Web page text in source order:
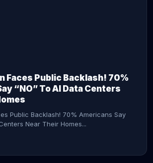
Faces Public Backlash! 70%
“NO” To AI Data Centers
Public Backlash! 70% Americans Say
Near Their Homes...